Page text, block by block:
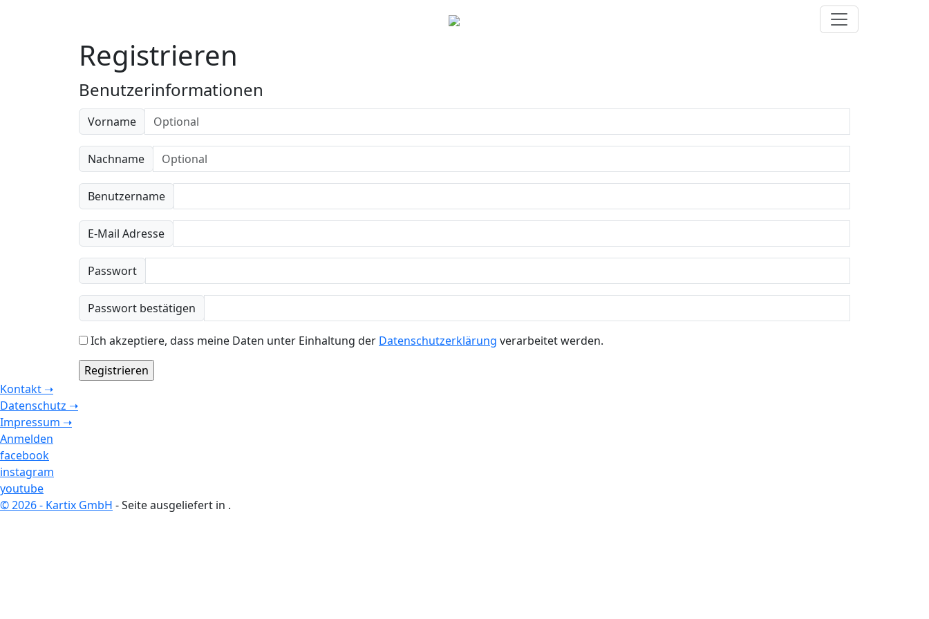
Registrieren
Benutzerinformationen
Vorname
Nachname
Benutzername
E-Mail Adresse
Passwort
Passwort bestätigen
Ich akzeptiere, dass meine Daten unter Einhaltung der Datenschutzerklärung verarbeitet werden.
Kontakt ➝
Datenschutz ➝
Impressum ➝
Anmelden
facebook
instagram
youtube
© 2026 - Kartix GmbH - Seite ausgeliefert in .